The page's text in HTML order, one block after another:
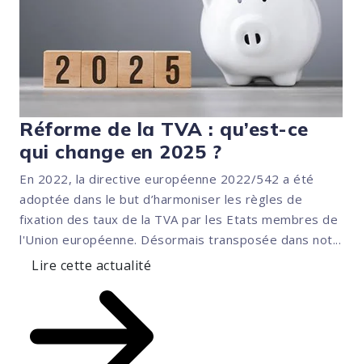
Réforme de la TVA : qu’est-ce
qui change en 2025 ?
En 2022, la directive européenne 2022/542 a été
adoptée dans le but d’harmoniser les règles de
fixation des taux de la TVA par les Etats membres de
l'Union européenne. Désormais transposée dans not...
Lire cette actualité